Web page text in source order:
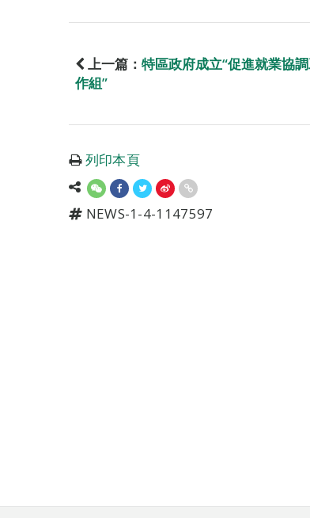
上一篇： 特區政府成立“促進就業協
作組”
列印本頁
NEWS-1-4-1147597